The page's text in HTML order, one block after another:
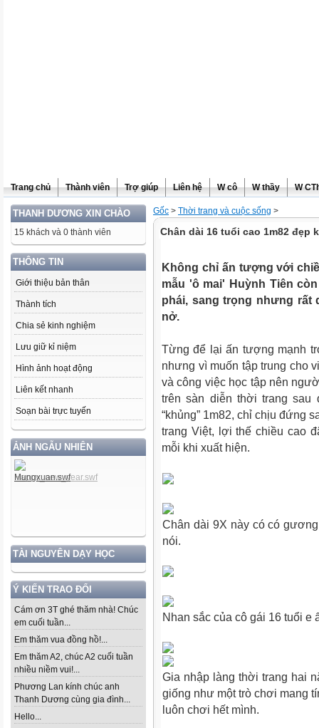
Trang chủ Thành viên Trợ giúp Liên hệ W cô W thầy W
THANH DƯƠNG XIN CHÀO
15 khách và 0 thành viên
THÔNG TIN
Giới thiệu bản thân
Thành tích
Chia sẻ kinh nghiệm
Lưu giữ kỉ niệm
Hình ảnh hoạt động
Liên kết nhanh
Soạn bài trực tuyến
ẢNH NGẪU NHIÊN
TÀI NGUYÊN DẠY HỌC
Ý KIẾN TRAO ĐỔI
Cám ơn 3T ghé thăm nhà! Chúc
em cuối tuần...
Em thăm vua đồng hồ!...
Em thăm A2, chúc A2 cuối tuần
nhiều niềm vui!...
Phương Lan kính chúc anh
Thanh Dương cùng gia đình...
Hello...
Gốc > Thời trang và cuộc sống >
Chân dài 16 tuổi cao 1m82 đẹp
Không chỉ ấn tượng với
mẫu 'ô mai' Huỳnh Tiên
phái, sang trọng nhưng rất
nở.
Từng để lại ấn tượng mạnh
nhưng vì muốn tập trung cho
và công việc học tập nên
trên sàn diễn thời trang
“khủng” 1m82, chỉ chịu đứng
trang Việt, lợi thế chiều cao
mỗi khi xuất hiện.
Chân dài 9X này có có
nói.
Nhan sắc của cô gái 16 tuổi
Gia nhập làng thời trang hai
giống như một trò chơi mang
luôn chơi hết mình.